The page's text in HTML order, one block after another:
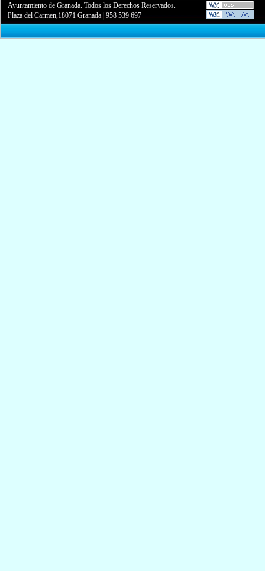
Ayuntamiento de Granada. Todos los Derechos Reservados.
Plaza del Carmen,18071 Granada |958 539 697